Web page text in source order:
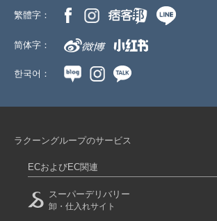
繁體字：
简体字：
한국어：
ラクーングループのサービス
ECおよびEC関連
スーパーデリバリー
卸・仕入れサイト